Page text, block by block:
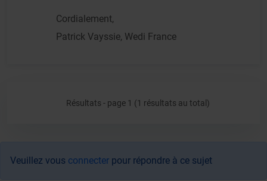
Cordialement,
Patrick Vayssie, Wedi France
Résultats - page 1 (1 résultats au total)
Veuillez vous connecter pour répondre à ce sujet